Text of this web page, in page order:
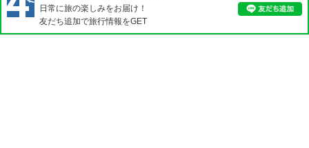
日常に旅の楽しみをお届け！
友だち追加で旅行情報をGET